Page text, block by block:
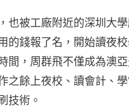
也被工廠附近的深圳大學
的錢報了名，開始讀夜
間，周群飛不僅成為澳
之餘上夜校、讀會計、
技術。